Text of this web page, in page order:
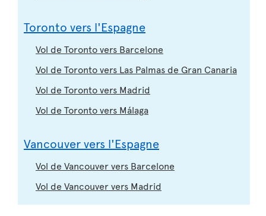
Toronto vers l'Espagne
Vol de Toronto vers Barcelone
Vol de Toronto vers Las Palmas de Gran Canaria
Vol de Toronto vers Madrid
Vol de Toronto vers Málaga
Vancouver vers l'Espagne
Vol de Vancouver vers Barcelone
Vol de Vancouver vers Madrid